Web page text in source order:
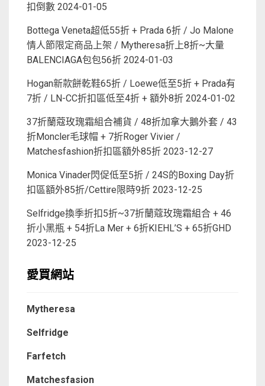
扣倒數 2024-01-05
Bottega Veneta超低55折 + Prada 6折 / Jo Malone
情人節限定商品上架 / Mytheresa折上8折~大量
BALENCIAGA包包56折 2024-01-03
Hogan新款餅乾鞋65折 / Loewe低至5折 + Prada有
7折 / LN-CC折扣區低至4折 + 額外8折 2024-01-02
37折蘭蔻玫瑰霜組合補貨 / 48折加拿大鵝外套 / 43
折Moncler毛球帽 + 7折Roger Vivier /
Matchesfashion折扣區額外85折 2023-12-27
Monica Vinader閃促低至5折 / 24S的Boxing Day折
扣區額外85折/Cettire限時9折 2023-12-25
Selfridge換季折扣5折~37折蘭蔻玫瑰霜組合 + 46
折小黑瓶 + 54折La Mer + 6折KIEHL’S + 65折GHD
2023-12-25
愛買網站
Mytheresa
Selfridge
Farfetch
Matchesfasion